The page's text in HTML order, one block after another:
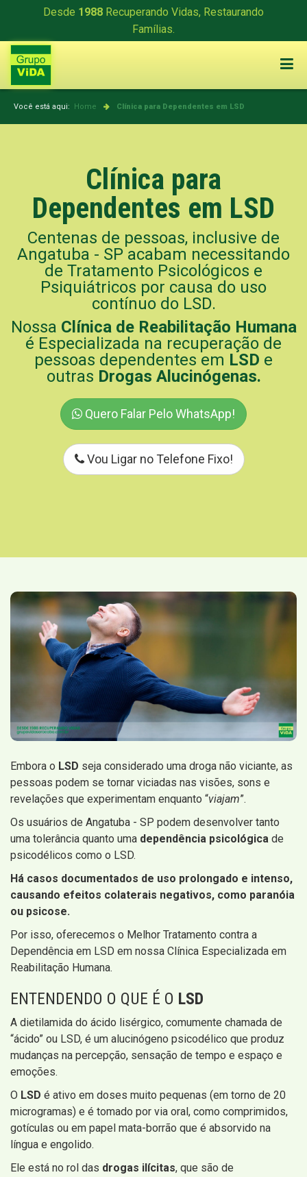
Desde 1988 Recuperando Vidas, Restaurando
Famílias.
Você está aqui: Home Clínica para Dependentes em LSD
Clínica para
Dependentes em LSD
Centenas de pessoas, inclusive de
Angatuba - SP acabam necessitando
de Tratamento Psicológicos e
Psiquiátricos por causa do uso
contínuo do LSD.
Nossa Clínica de Reabilitação Humana
é Especializada na recuperação de
pessoas dependentes em LSD e
outras Drogas Alucinógenas.
Quero Falar Pelo WhatsApp!
Vou Ligar no Telefone Fixo!
Embora o LSD seja considerado uma droga não viciante, as
pessoas podem se tornar viciadas nas visões, sons e
revelações que experimentam enquanto “viajam”.
Os usuários de Angatuba - SP podem desenvolver tanto
uma tolerância quanto uma dependência psicológica de
psicodélicos como o LSD.
Há casos documentados de uso prolongado e intenso,
causando efeitos colaterais negativos, como paranóia
ou psicose.
Por isso, oferecemos o Melhor Tratamento contra a
Dependência em LSD em nossa Clínica Especializada em
Reabilitação Humana.
ENTENDENDO O QUE É O LSD
A dietilamida do ácido lisérgico, comumente chamada de
“ácido” ou LSD, é um alucinógeno psicodélico que produz
mudanças na percepção, sensação de tempo e espaço e
emoções.
O LSD é ativo em doses muito pequenas (em torno de 20
microgramas) e é tomado por via oral, como comprimidos,
gotículas ou em papel mata-borrão que é absorvido na
língua e engolido.
Ele está no rol das drogas ilícitas, que são de